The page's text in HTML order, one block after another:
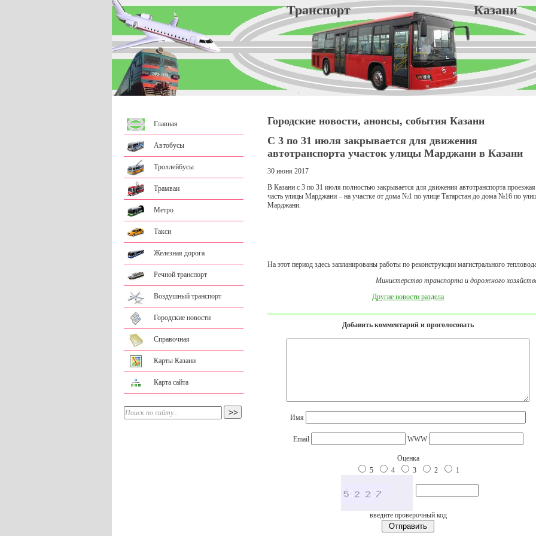
Транспорт Казани
Главная
Автобусы
Троллейбусы
Трамваи
Метро
Такси
Железная дорога
Речной транспорт
Воздушный транспорт
Городские новости
Справочная
Карты Казани
Карта сайта
Городские новости, анонсы, события Казани
С 3 по 31 июля закрывается для движения
автотранспорта участок улицы Марджани в Казани
30 июня 2017
В Казани с 3 по 31 июля полностью закрывается для движения автотранспорта проезжая
часть улицы Марджани – на участке от дома №1 по улице Татарстан до дома №16 по
Марджани.
На этот период здесь запланированы работы по реконструкции магистрального
Министерство транспорта и дорожного
Другие новости раздела
Добавить комментарий и проголосовать
Имя
Email WWW
Оценка
5
4 3 2 1
введите проверочный код